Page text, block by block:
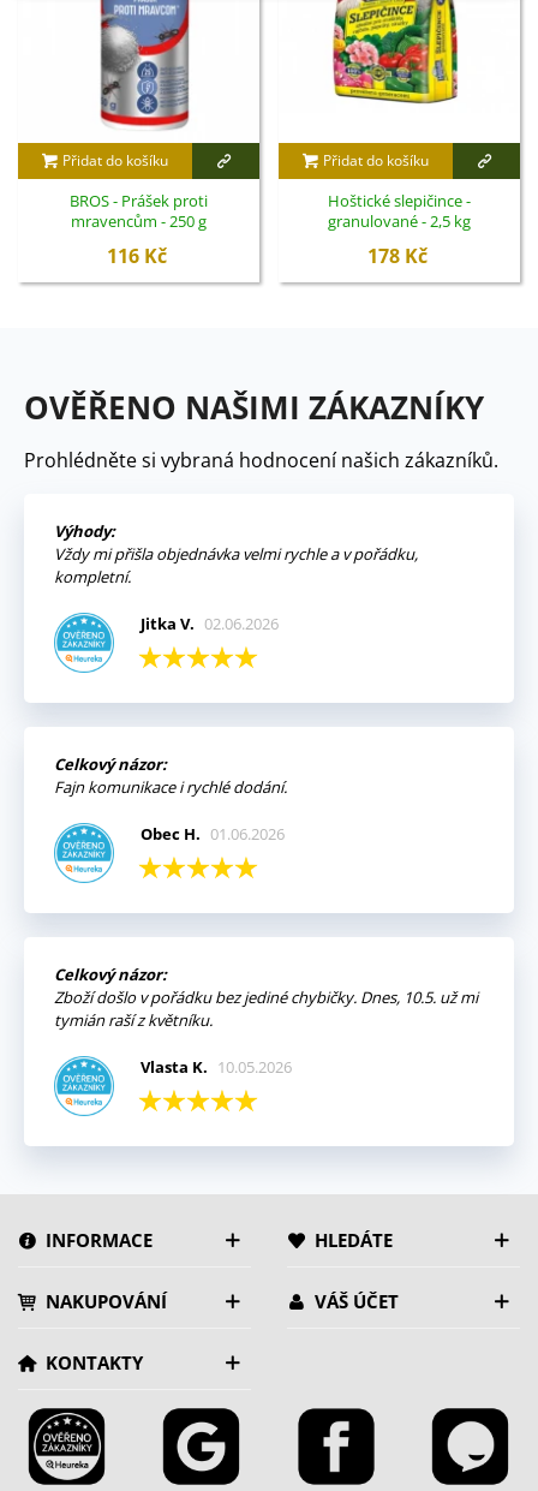
Přidat do košíku
BROS - Prášek proti
mravencům - 250 g
116 Kč
Přidat do košíku
Hoštické slepičince -
granulované - 2,5 kg
178 Kč
OVĚŘENO NAŠIMI ZÁKAZNÍKY
Prohlédněte si vybraná hodnocení našich zákazníků.
Výhody:
Vždy mi přišla objednávka velmi rychle a v pořádku,
kompletní.
Jitka V. 02.06.2026
Celkový názor:
Fajn komunikace i rychlé dodání.
Obec H. 01.06.2026
Celkový názor:
Zboží došlo v pořádku bez jediné chybičky. Dnes, 10.5. už mi
tymián raší z květníku.
Vlasta K. 10.05.2026
INFORMACE HLEDÁTE
NAKUPOVÁNÍ VÁŠ ÚČET
KONTAKTY